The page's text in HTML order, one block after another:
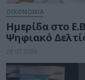
ΟΙΚΟΝΟΜΙΑ
Ημερίδα στο
Ψηφιακό
28.07.2026